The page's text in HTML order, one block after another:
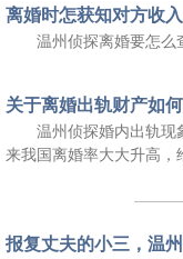
离婚时怎获知对方收
温州侦探离婚要怎么
关于离婚出轨财产如
温州侦探婚内出轨现
来我国离婚率大大升高，
报复丈夫的小三，温